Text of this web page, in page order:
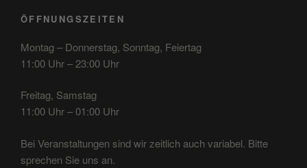
ÖFFNUNGSZEITEN
Montag – Donnerstag, Sonntag, Feiertag
11:00 Uhr – 23:00 Uhr
Freitag, Samstag
11:00 Uhr – 01:00 Uhr
Bei Veranstaltungen sind wir zeitlich auch variabel. Bitte
sprechen Sie uns an.